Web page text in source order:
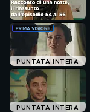
PUNTATA INTERA
PUNTATA INTERA